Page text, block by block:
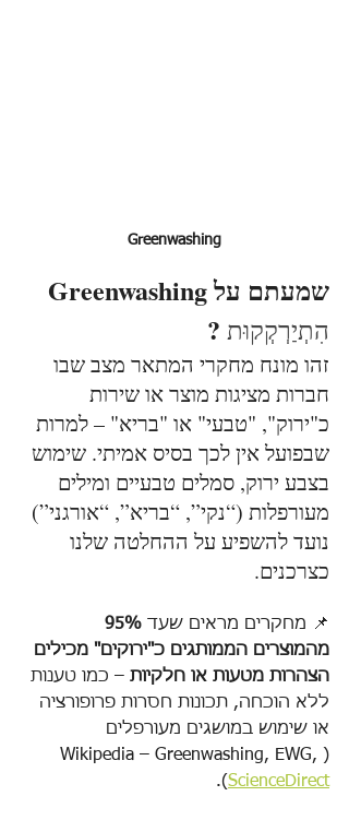
Greenwashing
שמעתם על Greenwashing
הִתְיַרְקְקוּת ?
זהו מונח מחקרי המתאר מצב שבו
חברות מציגות מוצר או שירות
כ"ירוק", "טבעי" או "בריא" – למרות
שבפועל אין לכך בסיס אמיתי. שימוש
בצבע ירוק, סמלים טבעיים ומילים
מעורפלות (“נקי”, “בריא”, “אורגני”)
נועד להשפיע על ההחלטה שלנו
כצרכנים.
📌 מחקרים מראים שעד
מהמוצרים הממותגים כ"ירוקים" מכילים
הצהרות מטעות או חלקיות – כמו טענות
ללא הוכחה, תכונות חסרות פרופורציה
או שימוש במושגים מעורפלים
(Wikipedia – Greenwashing, EWG,
ScienceDirect
).